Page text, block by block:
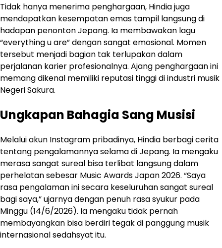
Tidak hanya menerima penghargaan, Hindia juga
mendapatkan kesempatan emas tampil langsung di
hadapan penonton Jepang. Ia membawakan lagu
“everything u are” dengan sangat emosional. Momen
tersebut menjadi bagian tak terlupakan dalam
perjalanan karier profesionalnya. Ajang penghargaan ini
memang dikenal memiliki reputasi tinggi di industri musik
Negeri Sakura.
Ungkapan Bahagia Sang Musisi
Melalui akun Instagram pribadinya, Hindia berbagi cerita
tentang pengalamannya selama di Jepang. Ia mengaku
merasa sangat sureal bisa terlibat langsung dalam
perhelatan sebesar Music Awards Japan 2026. “Saya
rasa pengalaman ini secara keseluruhan sangat sureal
bagi saya,” ujarnya dengan penuh rasa syukur pada
Minggu (14/6/2026). Ia mengaku tidak pernah
membayangkan bisa berdiri tegak di panggung musik
internasional sedahsyat itu.